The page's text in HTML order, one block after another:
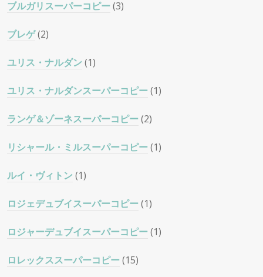
ブルガリスーパーコピー(3)
ブレゲ(2)
ユリス・ナルダン (1)
ユリス・ナルダンスーパーコピー(1)
ランゲ＆ゾーネスーパーコピー(2)
リシャール・ミルスーパーコピー(1)
ルイ・ヴィトン (1)
ロジェデュブイスーパーコピー(1)
ロジャーデュブイスーパーコピー(1)
ロレックススーパーコピー(15)